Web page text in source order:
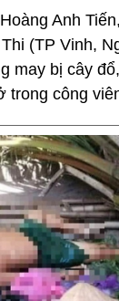
Anh
(TP Vinh,
may bị cây
trong công